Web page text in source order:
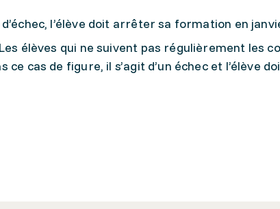
l’élève doit arrêter sa formation en
élèves qui ne suivent pas régulièrement les
cas de figure, il s’agit d’un échec et l’élève